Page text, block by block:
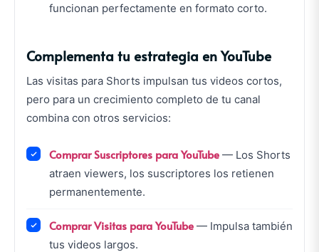
funcionan perfectamente en formato corto.
Complementa tu estrategia en YouTube
Las visitas para Shorts impulsan tus videos cortos,
pero para un crecimiento completo de tu canal
combina con otros servicios:
Comprar Suscriptores para YouTube — Los Shorts
atraen viewers, los suscriptores los retienen
permanentemente.
Comprar Visitas para YouTube — Impulsa también
tus videos largos.